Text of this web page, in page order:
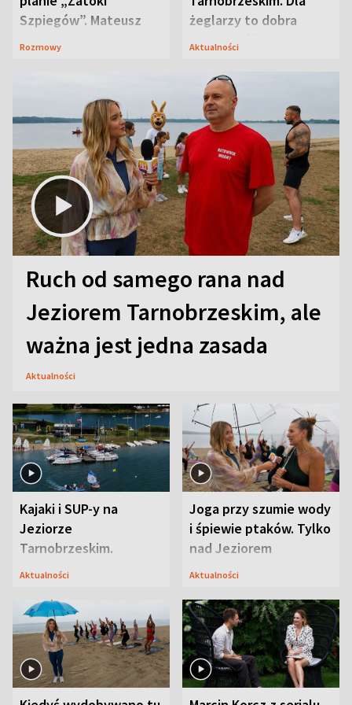
Szpiegów”. Mateusz
Janicki odsłonił
Rozmowy
żeglarzy to dobra
wiadomość
Aktualności
Ruch od samego rana nad
Jeziorem Tarnobrzeskim, ale
ważna jest jedna zasada
Aktualności
Kajaki i SUP-y na
Jeziorze
Tarnobrzeskim.
Przyrodnicy zwracają
Aktualności
Joga przy szumie wody
i śpiewie ptaków. Tylko
nad Jeziorem
Tarnobrzeskim
Aktualności